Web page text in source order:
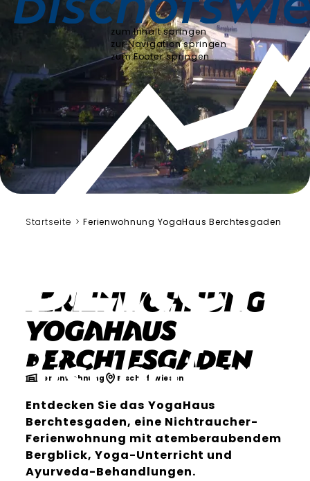
zum Inhalt springen
zur Navigation springen
zum Footer springen
Startseite Ferienwohnung YogaHaus Berchtesgaden
Ferienwohnung
YogaHaus
Berchtesgaden
Ferienwohnung Bischofswiesen
Entdecken Sie das YogaHaus
Berchtesgaden, eine Nichtraucher-
Ferienwohnung mit atemberaubendem
Bergblick, Yoga-Unterricht und
Ayurveda-Behandlungen.